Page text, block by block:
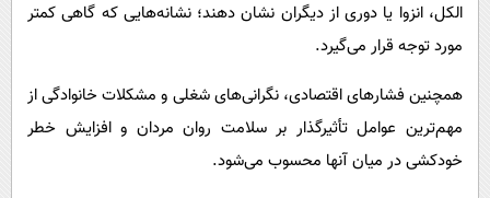
الکل، انزوا یا دوری از دیگران نشان دهند؛ نشانه‌هایی که گاهی کمتر
مورد توجه قرار می‌گیرد.
همچنین فشارهای اقتصادی، نگرانی‌های شغلی و مشکلات خانوادگی از
مهم‌ترین عوامل تأثیرگذار بر سلامت روان مردان و افزایش خطر
خودکشی در میان آنها محسوب می‌شود.